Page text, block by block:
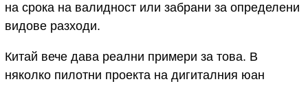
на срока на валидност или забрани за определени
видове разходи.
Китай вече дава реални примери за това. В
няколко пилотни проекта на дигиталния юан